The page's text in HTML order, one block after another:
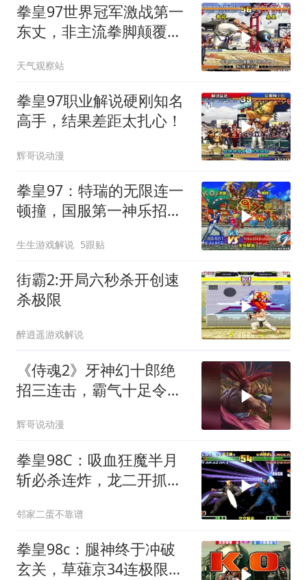
拳皇97世界冠军激战第一
东丈，非主流拳脚颠覆视
天气观察站
拳皇97职业解说硬刚知名
高手，结果差距太扎心！
辉哥说动漫
拳皇97：特瑞的无限连一
顿撞，国服第一神乐招架
生生游戏解说 5跟贴
街霸2:开局六秒杀开创速
杀极限
醉逍遥游戏解说
《侍魂2》牙神幻十郎绝
招三连击，霸气十足令对
辉哥说动漫
拳皇98C：吸血狂魔半月
斩必杀连炸，龙二开抓头
邻家二蛋不靠谱
拳皇98c：腿神终于冲破
玄关，草薙京34连极限华